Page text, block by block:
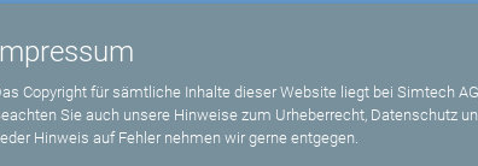
Copyright für sämtliche Inhalte dieser Website liegt bei Simtech
Sie auch unsere Hinweise zum Urheberrecht, Datenschutz
Hinweis auf Fehler nehmen wir gerne entgegen.